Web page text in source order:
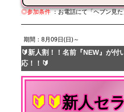
◎参加条件：お電話にて「ヘブン見
期間：8月09日(日)～
🔰新人割！！名前『NEW』が付
応！！🔰
🔰🔰新人セ